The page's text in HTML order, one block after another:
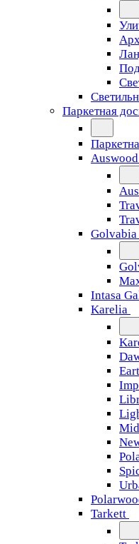
Паркетная
Auswood
Golvabia
Intasa
Karelia
Tarkett